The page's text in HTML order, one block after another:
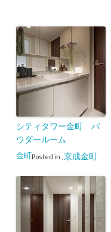
シティタワー金町 パ
ウダールーム
Posted in
金町 京成金町